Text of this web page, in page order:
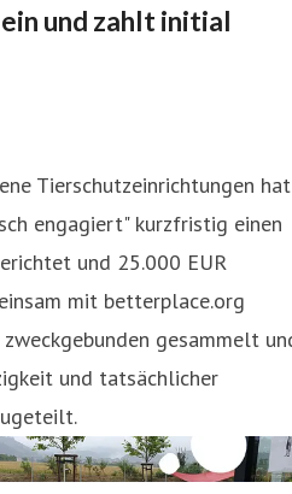
und zahlt initial
Tierschutzeinrichtungen hat
engagiert" kurzfristig einen
und 25.000 EUR
mit betterplace.org
gesammelt
und tatsächlicher